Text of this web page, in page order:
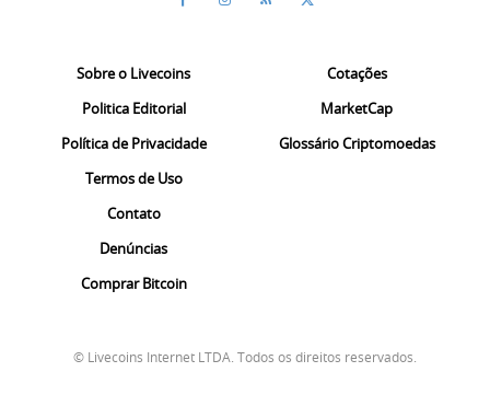
Sobre o Livecoins
Politica Editorial
Política de Privacidade
Termos de Uso
Contato
Denúncias
Comprar Bitcoin
Cotações
MarketCap
Glossário Criptomoedas
© Livecoins Internet LTDA. Todos os direitos reservados.